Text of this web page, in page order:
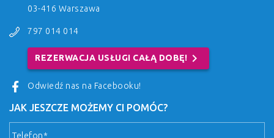
03-416 Warszawa
797 014 014
REZERWACJA USŁUGI CAŁĄ DOBĘ! chevron_right
Odwiedź nas na Facebooku!
JAK JESZCZE MOŻEMY CI POMÓC?